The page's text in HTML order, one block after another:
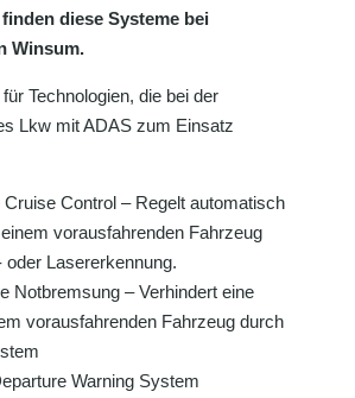
diese Systeme bei
Winsum.
Technologien, die bei der
Lkw mit ADAS zum Einsatz
Control – Regelt automatisch
vorausfahrenden Fahrzeug
oder Lasererkennung.
Notbremsung – Verhindert eine
vorausfahrenden Fahrzeug durch
Warning System